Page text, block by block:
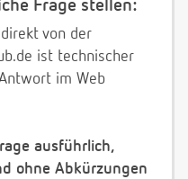
Frage stellen:
von der
ist technischer
im Web
ausführlich,
ohne Abkürzungen